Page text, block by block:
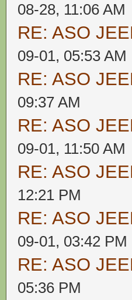
08-28, 11:06 AM
RE: ASO
09-01, 05:53 AM
RE: ASO
09:37 AM
RE: ASO
09-01, 11:50 AM
RE: ASO
12:21 PM
RE: ASO
09-01, 03:42 PM
RE: ASO
05:36 PM